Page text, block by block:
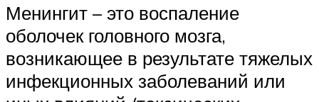
Менингит – это воспаление
оболочек головного мозга,
возникающее в результате тяжелых
инфекционных заболеваний или